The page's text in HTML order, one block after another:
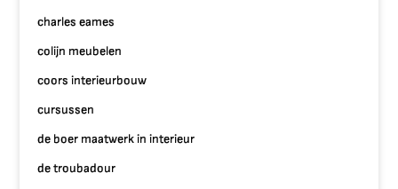
charles eames
colijn meubelen
coors interieurbouw
cursussen
de boer maatwerk in interieur
de troubadour